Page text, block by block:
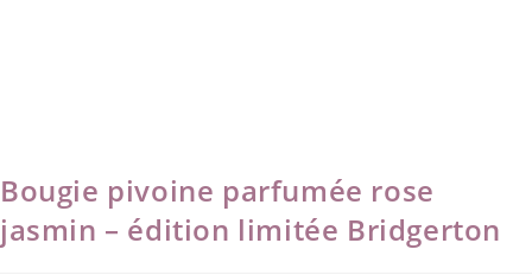
Bougie pivoine parfumée rose
jasmin – édition limitée Bridgerton